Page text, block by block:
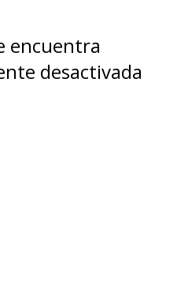
encuentra
desactivada